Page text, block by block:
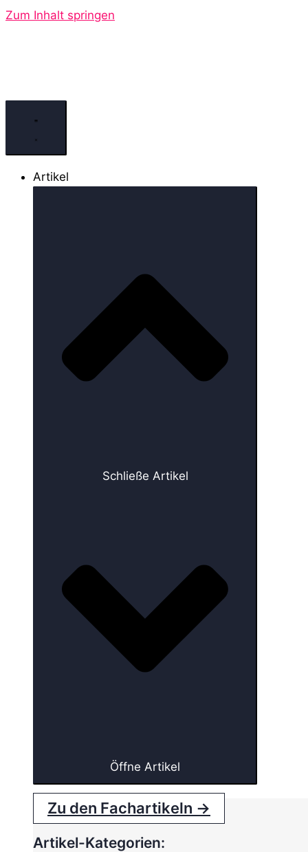
Zum Inhalt springen
Artikel
Schließe Artikel
Öffne Artikel
Zu den Fachartikeln →
Artikel-Kategorien: